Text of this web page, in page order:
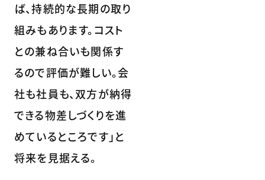
ば、持続的な長期の取り
組みもあります。コスト
との兼ね合いも関係す
るので評価が難しい。会
社も社員も、双方が納得
できる物差しづくりを進
めているところです」と
将来を見据える。